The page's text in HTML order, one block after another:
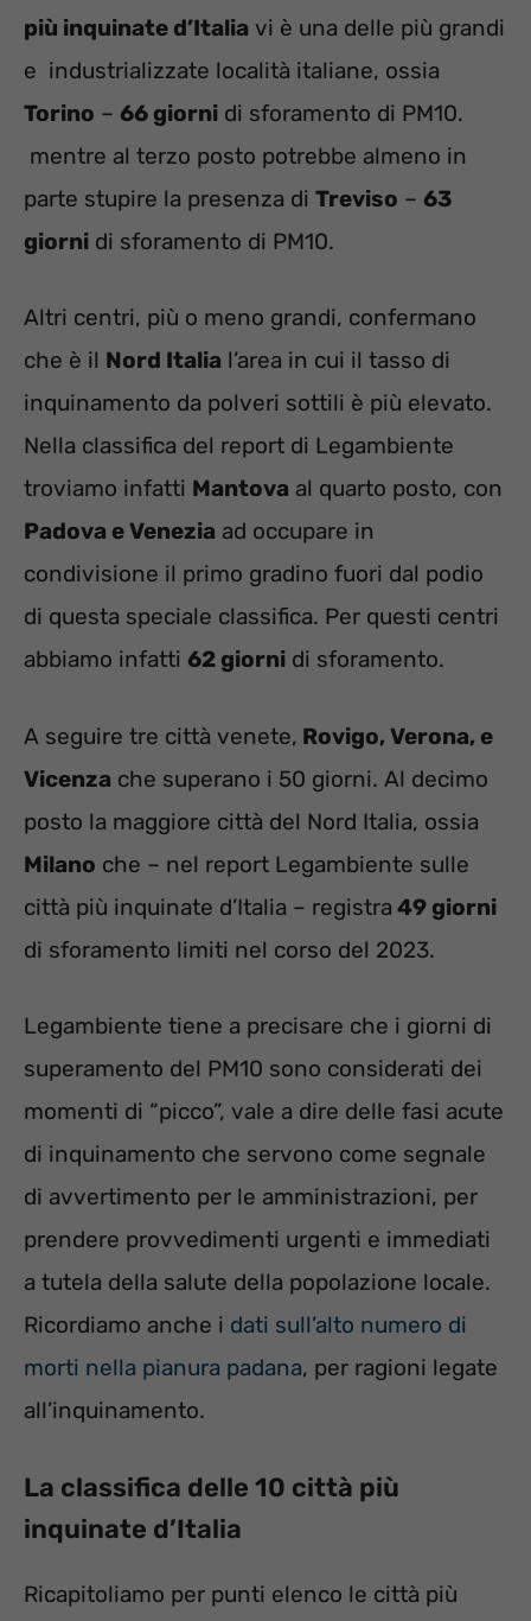
più inquinate d’Italia vi è una delle più grandi
e industrializzate località italiane, ossia
Torino – 66 giorni di sforamento di PM10.
mentre al terzo posto potrebbe almeno in
parte stupire la presenza di Treviso – 63
giorni di sforamento di PM10.
Altri centri, più o meno grandi, confermano
che è il Nord Italia l’area in cui il tasso di
inquinamento da polveri sottili è più elevato.
Nella classifica del report di Legambiente
troviamo infatti Mantova al quarto posto, con
Padova e Venezia ad occupare in
condivisione il primo gradino fuori dal podio
di questa speciale classifica. Per questi centri
abbiamo infatti 62 giorni di sforamento.
A seguire tre città venete, Rovigo, Verona, e
Vicenza che superano i 50 giorni. Al decimo
posto la maggiore città del Nord Italia, ossia
Milano che – nel report Legambiente sulle
città più inquinate d’Italia – registra 49 giorni
di sforamento limiti nel corso del 2023.
Legambiente tiene a precisare che i giorni di
superamento del PM10 sono considerati dei
momenti di “picco”, vale a dire delle fasi acute
di inquinamento che servono come segnale
di avvertimento per le amministrazioni, per
prendere provvedimenti urgenti e immediati
a tutela della salute della popolazione locale.
Ricordiamo anche i dati sull’alto numero di
morti nella pianura padana, per ragioni legate
all’inquinamento.
La classifica delle 10 città più
inquinate d’Italia
Ricapitoliamo per punti elenco le città più